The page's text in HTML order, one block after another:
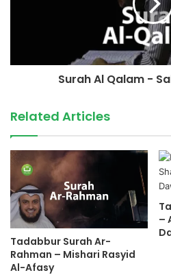
Surah Al Qalam -
Related Articles
Tadabbur Surah Ar-
Rahman – Mishari Rasyid
Al-Afasy
–